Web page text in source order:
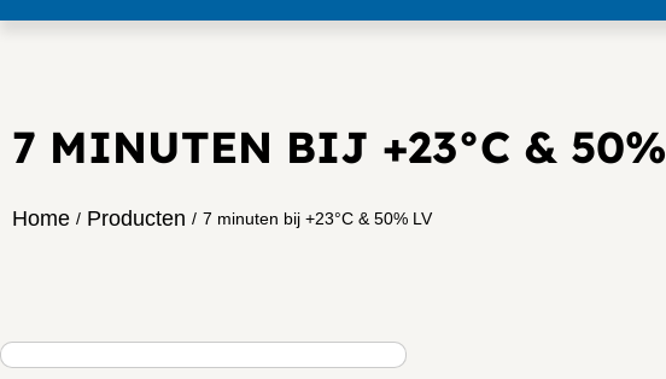
7 MINUTEN BIJ +23°C &
Home / Producten / 7 minuten bij +23°C & 50% LV